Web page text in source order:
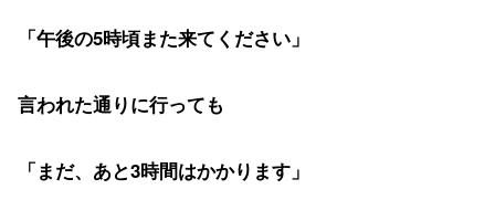
「午後の5時頃また来てください」
言われた通りに行っても
「まだ、あと3時間はかかります」